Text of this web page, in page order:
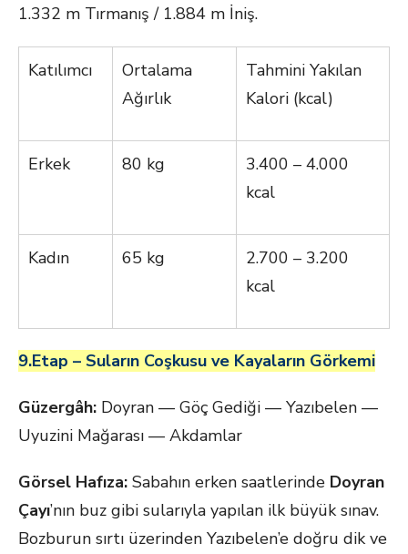
1.332 m Tırmanış / 1.884 m İniş.
Katılımcı
Ortalama
Ağırlık
Tahmini Yakılan
Kalori (kcal)
Erkek 80 kg
3.400 – 4.000
kcal
Kadın 65 kg
2.700 – 3.200
kcal
9.Etap – Suların Coşkusu ve Kayaların Görkemi
Güzergâh: Doyran — Göç Gediği — Yazıbelen —
Uyuzini Mağarası — Akdamlar
Görsel Hafıza: Sabahın erken saatlerinde Doyran
Çayı’nın buz gibi sularıyla yapılan ilk büyük sınav.
Bozburun sırtı üzerinden Yazıbelen’e doğru dik ve